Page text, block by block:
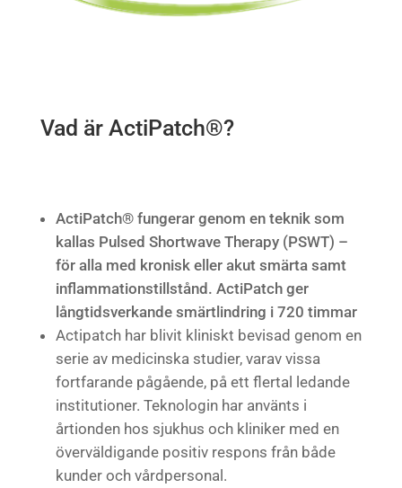
Vad är ActiPatch®?
ActiPatch® fungerar genom en teknik som
kallas Pulsed Shortwave Therapy (PSWT) –
för alla med kronisk eller akut smärta samt
inflammationstillstånd. ActiPatch ger
långtidsverkande smärtlindring i 720 timmar
Actipatch har blivit kliniskt bevisad genom en
serie av medicinska studier, varav vissa
fortfarande pågående, på ett flertal ledande
institutioner. Teknologin har använts i
årtionden hos sjukhus och kliniker med en
överväldigande positiv respons från både
kunder och vårdpersonal.